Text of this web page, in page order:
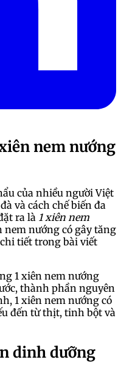
nem nướng
của nhiều người Việt
và cách chế biến đa
ra là 1 xiên nem
nem nướng có gây tăng
tiết trong bài viết
1 xiên nem nướng
thành phần nguyên
1 xiên nem nướng có
đến từ thịt, tinh bột và
dinh dưỡng